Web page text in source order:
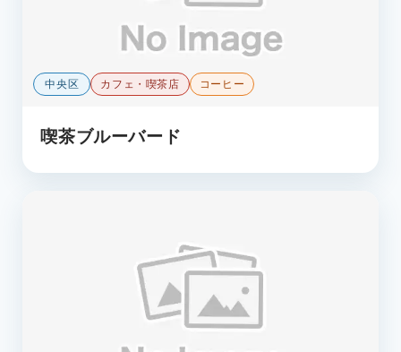
中央区 カフェ・喫茶店 コーヒー
喫茶ブルーバード